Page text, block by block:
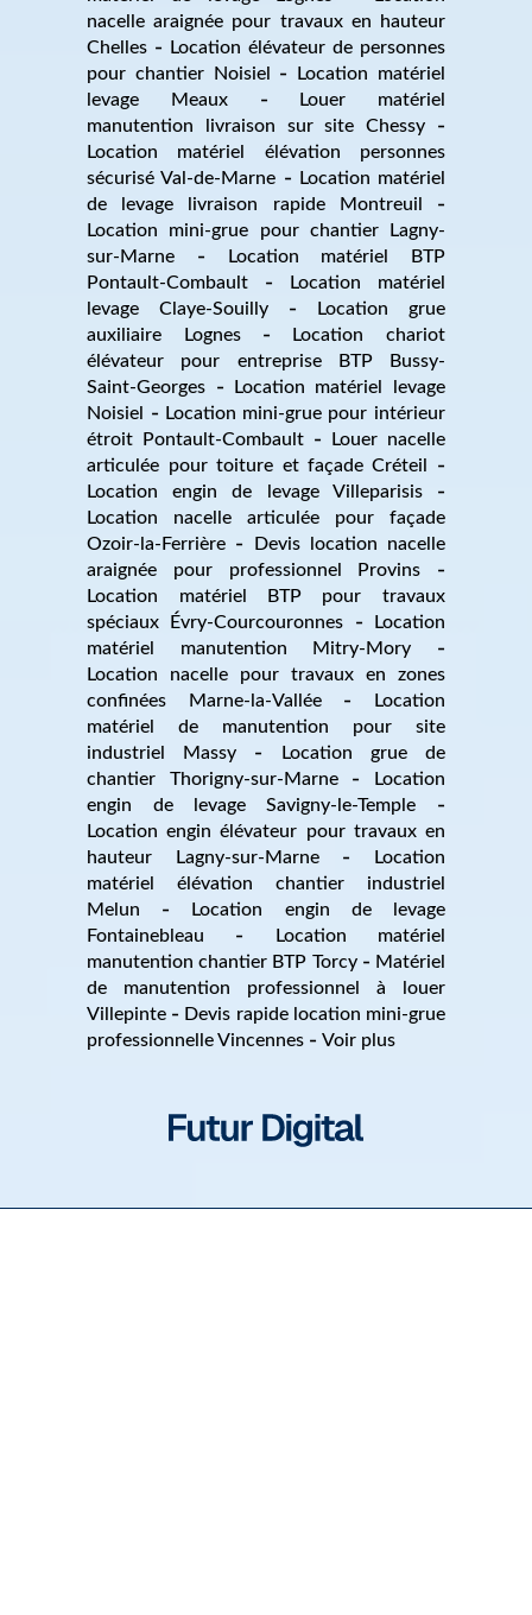
nacelle araignée pour travaux en hauteur
Chelles
Location élévateur de personnes
pour chantier Noisiel
Location matériel
levage Meaux
Louer matériel
manutention livraison sur site Chessy
Location matériel élévation personnes
sécurisé Val-de-Marne
Location matériel
de levage livraison rapide Montreuil
Location mini-grue pour chantier Lagny-
sur-Marne
Location matériel BTP
Pontault-Combault
Location matériel
levage Claye-Souilly
Location grue
auxiliaire Lognes
Location chariot
élévateur pour entreprise BTP Bussy-
Saint-Georges
Location matériel levage
Noisiel
Location mini-grue pour intérieur
étroit Pontault-Combault
Louer nacelle
articulée pour toiture et façade Créteil
Location engin de levage Villeparisis
Location nacelle articulée pour façade
Ozoir-la-Ferrière
Devis location nacelle
araignée pour professionnel Provins
Location matériel BTP pour travaux
spéciaux Évry-Courcouronnes
Location
matériel manutention Mitry-Mory
Location nacelle pour travaux en zones
confinées Marne-la-Vallée
Location
matériel de manutention pour site
industriel Massy
Location grue de
chantier Thorigny-sur-Marne
Location
engin de levage Savigny-le-Temple
Location engin élévateur pour travaux en
hauteur Lagny-sur-Marne
Location
matériel élévation chantier industriel
Melun
Location engin de levage
Fontainebleau
Location matériel
manutention chantier BTP Torcy
Matériel
de manutention professionnel à louer
Villepinte
Devis rapide location mini-grue
professionnelle Vincennes
Voir plus